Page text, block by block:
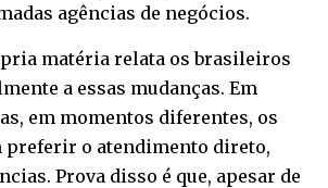
agências de negócios.
matéria relata os brasileiros
a essas mudanças. Em
em momentos diferentes, os
o atendimento direto,
Prova disso é que, apesar de